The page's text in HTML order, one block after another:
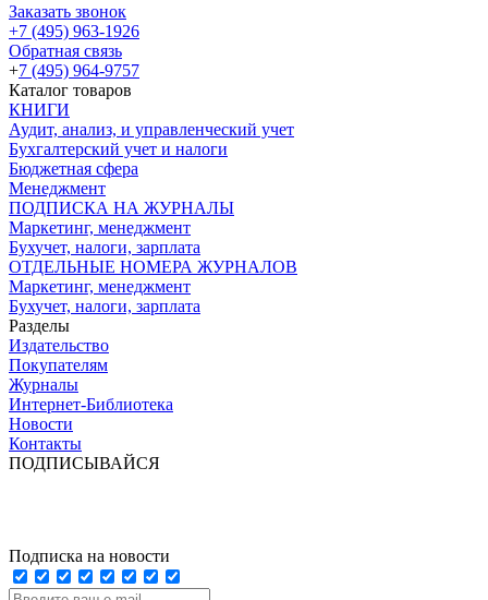
Заказать звонок
+7 (495) 963-1926
Обратная связь
+7 (495) 964-9757
Каталог товаров
КНИГИ
Аудит, анализ, и управленческий учет
Бухгалтерский учет и налоги
Бюджетная сфера
Менеджмент
ПОДПИСКА НА ЖУРНАЛЫ
Маркетинг, менеджмент
Бухучет, налоги, зарплата
ОТДЕЛЬНЫЕ НОМЕРА ЖУРНАЛОВ
Маркетинг, менеджмент
Бухучет, налоги, зарплата
Разделы
Издательство
Покупателям
Журналы
Интернет-Библиотека
Новости
Контакты
ПОДПИСЫВАЙСЯ
Подписка на новости